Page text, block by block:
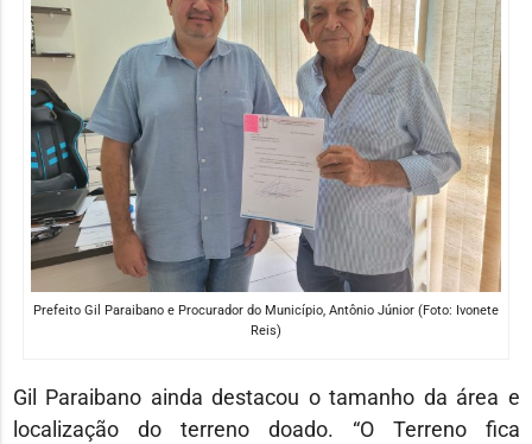
Prefeito Gil Paraibano e Procurador do Município, Antônio Júnior (Foto: Ivonete
Reis)
Gil Paraibano ainda destacou o tamanho da área e
localização do terreno doado. “O Terreno fica